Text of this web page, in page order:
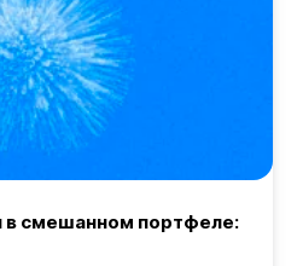
в смешанном портфеле: